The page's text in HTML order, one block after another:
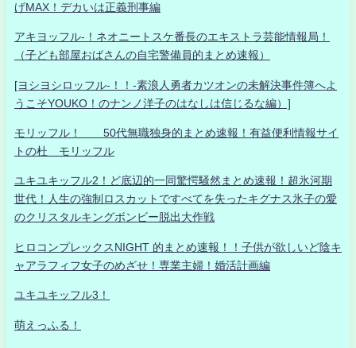
げMAX！デカいは正義刑事編
アキヨッフル-！ネオニートスケ番長のエキストラ芸能情報局！
（子ども部屋おばさんの自宅警備員的まとめ速報）
[ヨシヨシロッフル-！！-素浪人勇者カツオンの未解決事件簿へよ
うこそYOUKO！のナンノ洋子のはなしは信じるな編）]
モリッフル！ 50代無職独身的まとめ速報！有益便利情報サイ
トの杜 モリッフル
ユキユキッフル2！ど底辺的一同驚愕騒然まとめ速報！超氷河期
世代！人生の強制ロスカットですべてを失ったキグナス氷子の愛
のクリスタルキングボンビー脱出大作戦
ヒロコンプレックスNIGHT 的まとめ速報！！子供が欲しいど陰キ
ャアラフィフ女子のめざせ！専業主婦！婚活計画編
ユキユキッフル3！
萌えっふる！